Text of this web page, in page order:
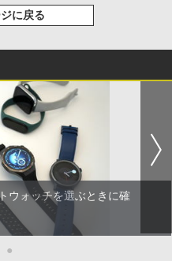
に戻る
ウォッチを選ぶときに確
●